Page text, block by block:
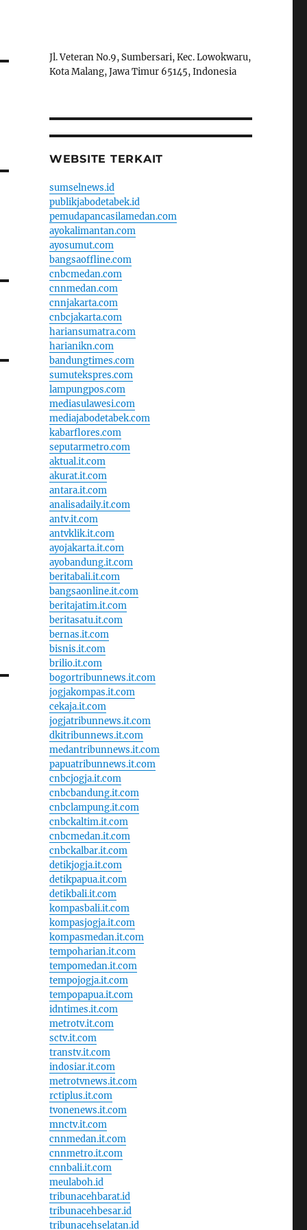
Jl. Veteran No.9, Sumbersari, Kec. Lowokwaru,
Kota Malang, Jawa Timur 65145, Indonesia
WEBSITE TERKAIT
sumselnews.id
publikjabodetabek.id
pemudapancasilamedan.com
ayokalimantan.com
ayosumut.com
bangsaoffline.com
cnbcmedan.com
cnnmedan.com
cnnjakarta.com
cnbcjakarta.com
hariansumatra.com
harianikn.com
bandungtimes.com
sumutekspres.com
lampungpos.com
mediasulawesi.com
mediajabodetabek.com
kabarflores.com
seputarmetro.com
aktual.it.com
akurat.it.com
antara.it.com
analisadaily.it.com
antv.it.com
antvklik.it.com
ayojakarta.it.com
ayobandung.it.com
beritabali.it.com
bangsaonline.it.com
beritajatim.it.com
beritasatu.it.com
bernas.it.com
bisnis.it.com
brilio.it.com
bogortribunnews.it.com
jogjakompas.it.com
cekaja.it.com
jogjatribunnews.it.com
dkitribunnews.it.com
medantribunnews.it.com
papuatribunnews.it.com
cnbcjogja.it.com
cnbcbandung.it.com
cnbclampung.it.com
cnbckaltim.it.com
cnbcmedan.it.com
cnbckalbar.it.com
detikjogja.it.com
detikpapua.it.com
detikbali.it.com
kompasbali.it.com
kompasjogja.it.com
kompasmedan.it.com
tempoharian.it.com
tempomedan.it.com
tempojogja.it.com
tempopapua.it.com
idntimes.it.com
metrotv.it.com
sctv.it.com
transtv.it.com
indosiar.it.com
metrotvnews.it.com
rctiplus.it.com
tvonenews.it.com
mnctv.it.com
cnnmedan.it.com
cnnmetro.it.com
cnnbali.it.com
meulaboh.id
tribunacehbarat.id
tribunacehbesar.id
tribunacehselatan.id